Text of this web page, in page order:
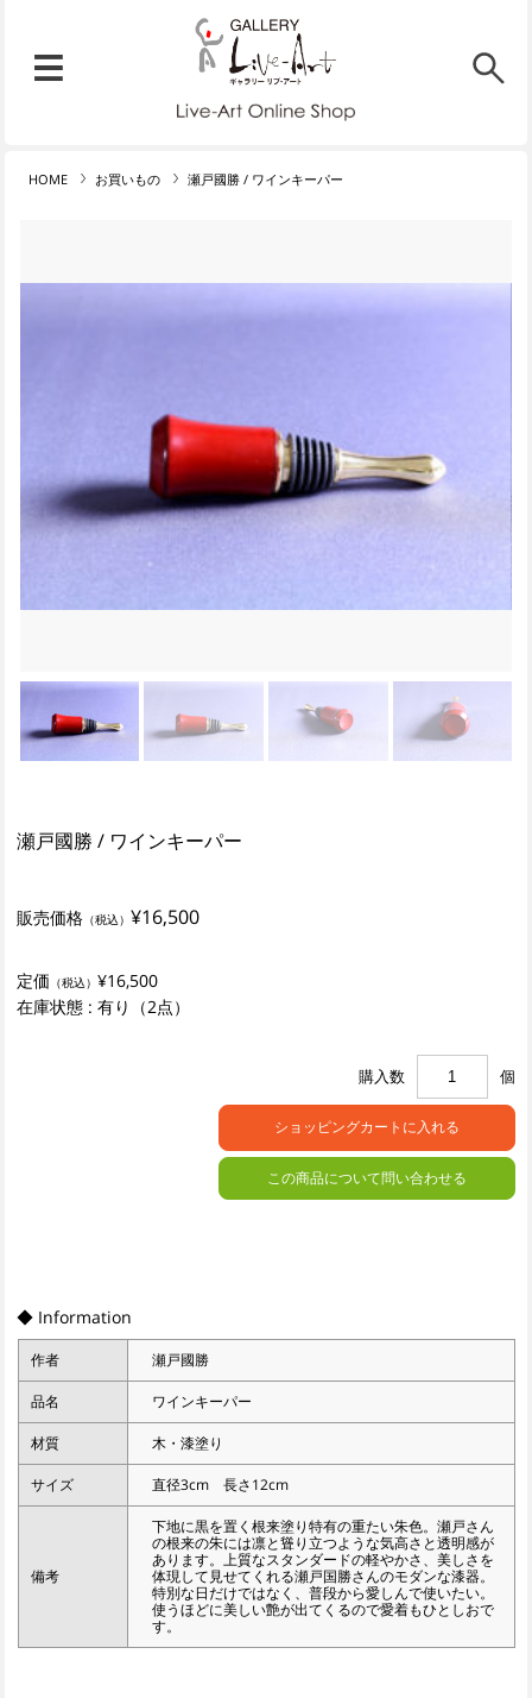
HOME お買いもの 瀬戸國勝 / ワインキーパー
瀬戸國勝 / ワインキーパー
販売価格 （税込） ¥16,500
定価 （税込） ¥16,500
在庫状態 : 有り（2点）
購入数 個
この商品について問い合わせる
◆ Information
作者 瀬戸國勝
品名 ワインキーパー
材質 木・漆塗り
サイズ 直径3cm 長さ12cm
備考
下地に黒を置く根来塗り特有の重たい朱色。瀬戸さん
の根来の朱には凛と聳り立つような気高さと透明感が
あります。上質なスタンダードの軽やかさ、美しさを
体現して見せてくれる瀬戸国勝さんのモダンな漆器。
特別な日だけではなく、普段から愛しんで使いたい。
使うほどに美しい艶が出てくるので愛着もひとしおで
す。